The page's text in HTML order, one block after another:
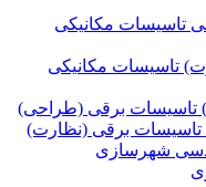
تاسیسات مکانیکی
تاسیسات مکانیکی
تاسیسات برقی (طراحی)
تاسیسات برقی (نظارت)
شهرسازی